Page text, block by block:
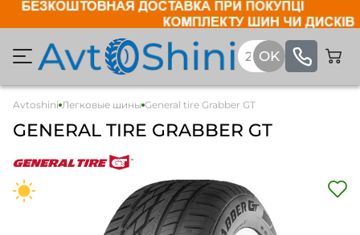
Avtoshini Легковые шины General tire Grabber GT
GENERAL TIRE GRABBER GT